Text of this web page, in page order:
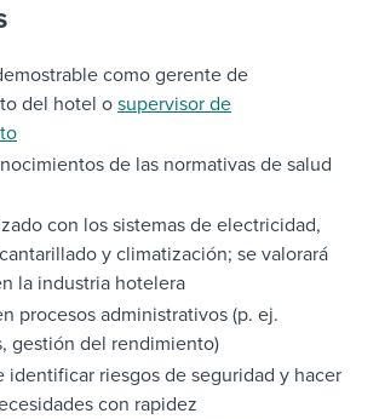
como gerente de
del hotel o supervisor de
de las normativas de salud
con los sistemas de electricidad,
y climatización; se valorará
la industria hotelera
procesos administrativos (p. ej.
gestión del rendimiento)
identificar riesgos de seguridad y hacer
con rapidez